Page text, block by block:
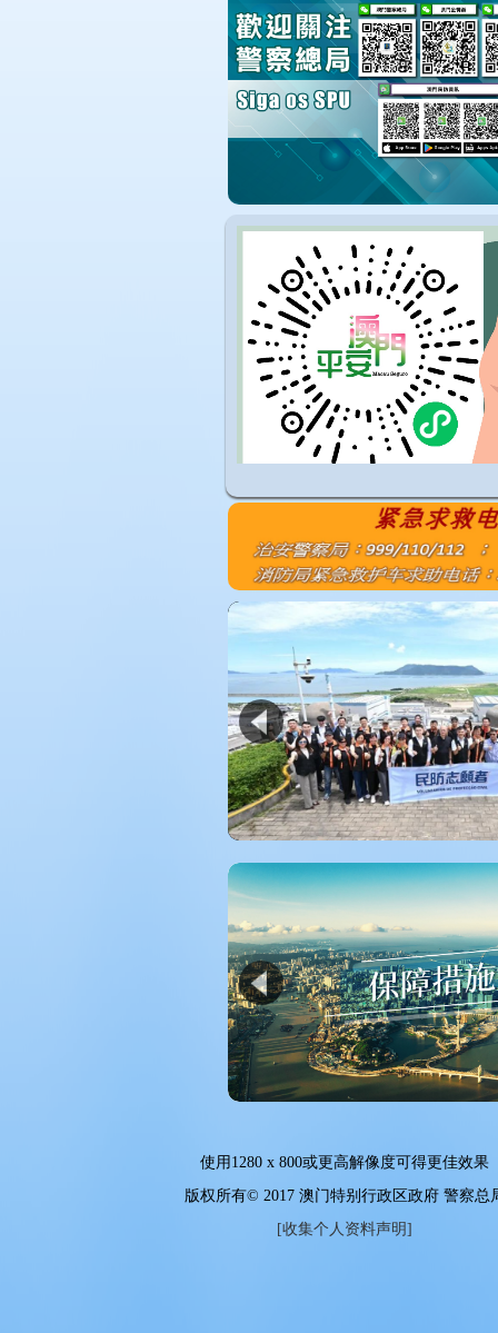
使用 1280 x 800或更高解像度可得更佳效果
版权所有© 2017 澳门特别行政区政府 警察总
[收集个人资料声明]